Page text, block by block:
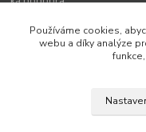
info@activeprint.cz
Používáme cookies,
webu a díky analýze